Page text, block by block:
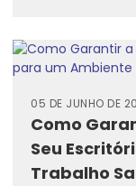
Como
Seu
Trabalho
05 DE JUNHO DE